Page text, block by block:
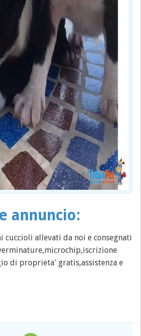
annuncio:
allevati da noi e consegnati
di proprieta' gratis,assistenza e